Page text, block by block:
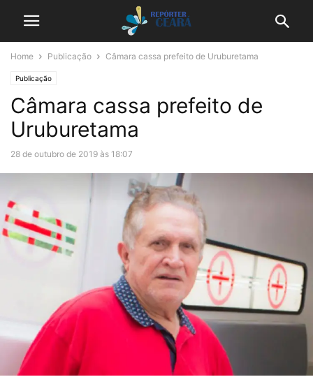
Home Publicação Câmara cassa prefeito de Uruburetama
Publicação
Câmara cassa prefeito de
Uruburetama
28 de outubro de 2019 às 18:07